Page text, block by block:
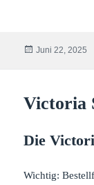
Veröffentlicht
Juni 22, 2025
Victoria
Die
Wichtig: